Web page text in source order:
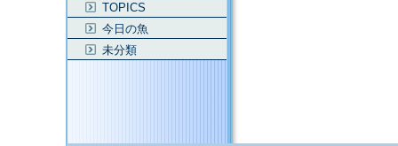
TOPICS
今日の魚
未分類